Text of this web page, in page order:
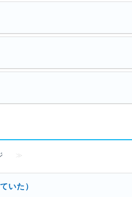
≫
いた）